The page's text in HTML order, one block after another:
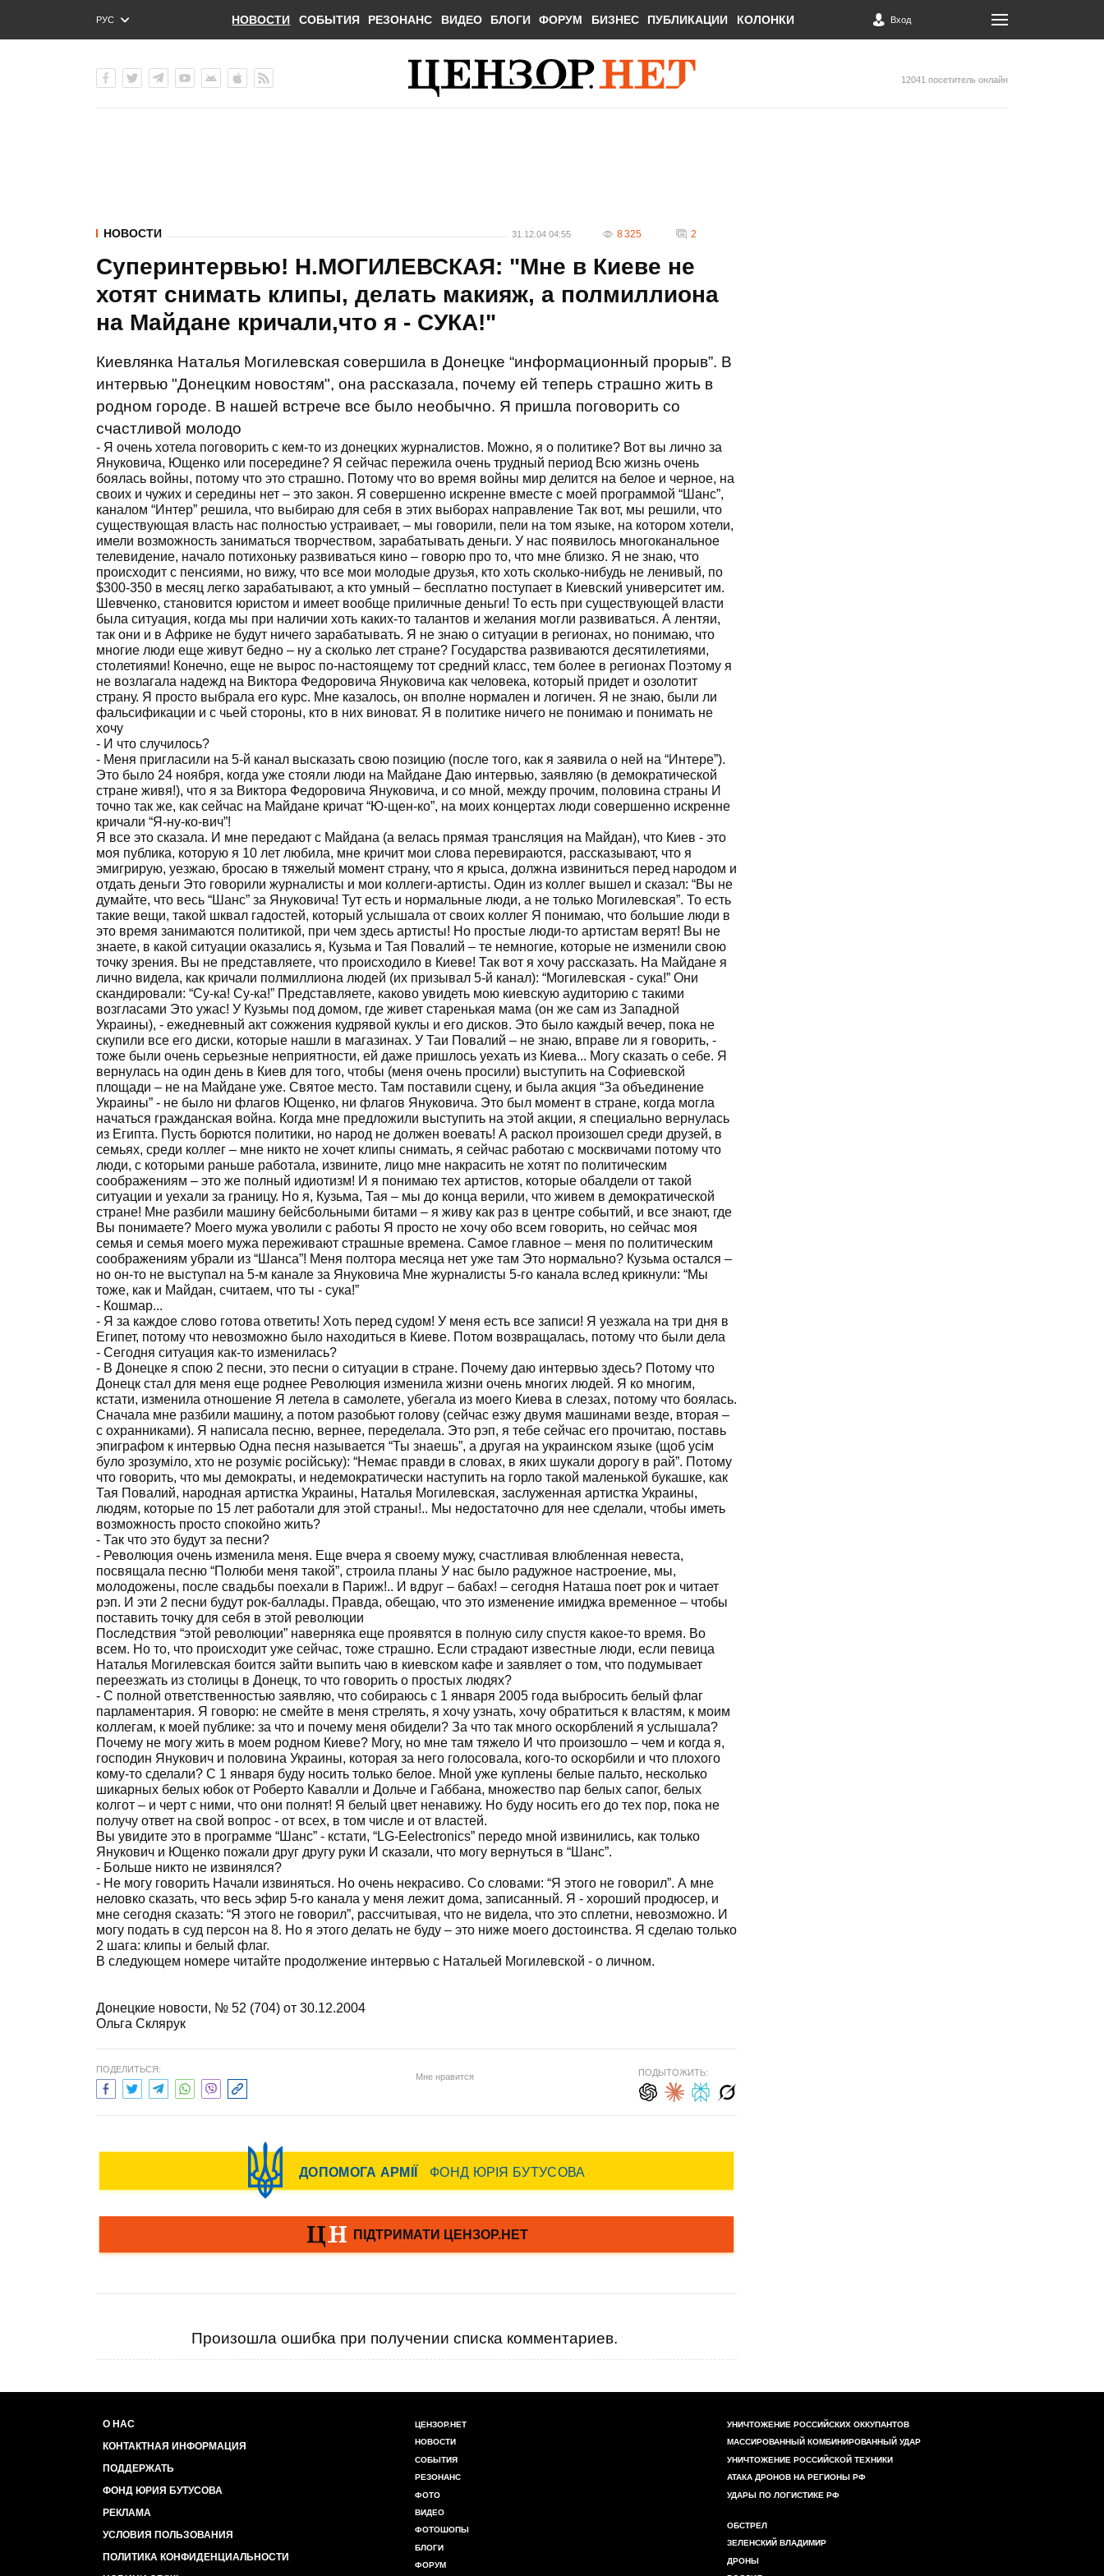
РУС
ENG
НОВОСТИ СОБЫТИЯ РЕЗОНАНС ВИДЕО БЛОГИ ФОРУМ БИЗНЕС ПУБЛИКАЦИИ КОЛОНКИ Вход
12041 посетитель онлайн
НОВОСТИ 31.12.04 04:55 8 325 2
Суперинтервью! Н.МОГИЛЕВСКАЯ: "Мне в Киеве не
хотят снимать клипы, делать макияж, а полмиллиона
на Майдане кричали,что я - СУКА!"
Киевлянка Наталья Могилевская совершила в Донецке “информационный прорыв”. В
интервью "Донецким новостям", она рассказала, почему ей теперь страшно жить в
родном городе. В нашей встрече все было необычно. Я пришла поговорить со
счастливой молодо
- Я очень хотела поговорить с кем-то из донецких журналистов. Можно, я о политике? Вот вы лично за
Януковича, Ющенко или посередине? Я сейчас пережила очень трудный период Всю жизнь очень
боялась войны, потому что это страшно. Потому что во время войны мир делится на белое и черное, на
своих и чужих и середины нет – это закон. Я совершенно искренне вместе с моей программой “Шанс”,
каналом “Интер” решила, что выбираю для себя в этих выборах направление Так вот, мы решили, что
существующая власть нас полностью устраивает, – мы говорили, пели на том языке, на котором хотели,
имели возможность заниматься творчеством, зарабатывать деньги. У нас появилось многоканальное
телевидение, начало потихоньку развиваться кино – говорю про то, что мне близко. Я не знаю, что
происходит с пенсиями, но вижу, что все мои молодые друзья, кто хоть сколько-нибудь не ленивый, по
$300-350 в месяц легко зарабатывают, а кто умный – бесплатно поступает в Киевский университет им.
Шевченко, становится юристом и имеет вообще приличные деньги! То есть при существующей власти
была ситуация, когда мы при наличии хоть каких-то талантов и желания могли развиваться. А лентяи,
так они и в Африке не будут ничего зарабатывать. Я не знаю о ситуации в регионах, но понимаю, что
многие люди еще живут бедно – ну а сколько лет стране? Государства развиваются десятилетиями,
столетиями! Конечно, еще не вырос по-настоящему тот средний класс, тем более в регионах Поэтому я
не возлагала надежд на Виктора Федоровича Януковича как человека, который придет и озолотит
страну. Я просто выбрала его курс. Мне казалось, он вполне нормален и логичен. Я не знаю, были ли
фальсификации и с чьей стороны, кто в них виноват. Я в политике ничего не понимаю и понимать не
хочу
- И что случилось?
- Меня пригласили на 5-й канал высказать свою позицию (после того, как я заявила о ней на “Интере”).
Это было 24 ноября, когда уже стояли люди на Майдане Даю интервью, заявляю (в демократической
стране живя!), что я за Виктора Федоровича Януковича, и со мной, между прочим, половина страны И
точно так же, как сейчас на Майдане кричат “Ю-щен-ко”, на моих концертах люди совершенно искренне
кричали “Я-ну-ко-вич”!
Я все это сказала. И мне передают с Майдана (а велась прямая трансляция на Майдан), что Киев - это
моя публика, которую я 10 лет любила, мне кричит мои слова перевираются, рассказывают, что я
эмигрирую, уезжаю, бросаю в тяжелый момент страну, что я крыса, должна извиниться перед народом и
отдать деньги Это говорили журналисты и мои коллеги-артисты. Один из коллег вышел и сказал: “Вы не
думайте, что весь “Шанс” за Януковича! Тут есть и нормальные люди, а не только Могилевская”. То есть
такие вещи, такой шквал гадостей, который услышала от своих коллег Я понимаю, что большие люди в
это время занимаются политикой, при чем здесь артисты! Но простые люди-то артистам верят! Вы не
знаете, в какой ситуации оказались я, Кузьма и Тая Повалий – те немногие, которые не изменили свою
точку зрения. Вы не представляете, что происходило в Киеве! Так вот я хочу рассказать. На Майдане я
лично видела, как кричали полмиллиона людей (их призывал 5-й канал): “Могилевская - сука!” Они
скандировали: “Су-ка! Су-ка!” Представляете, каково увидеть мою киевскую аудиторию с такими
возгласами Это ужас! У Кузьмы под домом, где живет старенькая мама (он же сам из Западной
Украины), - ежедневный акт сожжения кудрявой куклы и его дисков. Это было каждый вечер, пока не
скупили все его диски, которые нашли в магазинах. У Таи Повалий – не знаю, вправе ли я говорить, -
тоже были очень серьезные неприятности, ей даже пришлось уехать из Киева... Могу сказать о себе. Я
вернулась на один день в Киев для того, чтобы (меня очень просили) выступить на Софиевской
площади – не на Майдане уже. Святое место. Там поставили сцену, и была акция “За объединение
Украины” - не было ни флагов Ющенко, ни флагов Януковича. Это был момент в стране, когда могла
начаться гражданская война. Когда мне предложили выступить на этой акции, я специально вернулась
из Египта. Пусть борются политики, но народ не должен воевать! А раскол произошел среди друзей, в
семьях, среди коллег – мне никто не хочет клипы снимать, я сейчас работаю с москвичами потому что
люди, с которыми раньше работала, извините, лицо мне накрасить не хотят по политическим
соображениям – это же полный идиотизм! И я понимаю тех артистов, которые обалдели от такой
ситуации и уехали за границу. Но я, Кузьма, Тая – мы до конца верили, что живем в демократической
стране! Мне разбили машину бейсбольными битами – я живу как раз в центре событий, и все знают, где
Вы понимаете? Моего мужа уволили с работы Я просто не хочу обо всем говорить, но сейчас моя
семья и семья моего мужа переживают страшные времена. Самое главное – меня по политическим
соображениям убрали из “Шанса”! Меня полтора месяца нет уже там Это нормально? Кузьма остался –
но он-то не выступал на 5-м канале за Януковича Мне журналисты 5-го канала вслед крикнули: “Мы
тоже, как и Майдан, считаем, что ты - сука!”
- Кошмар...
- Я за каждое слово готова ответить! Хоть перед судом! У меня есть все записи! Я уезжала на три дня в
Египет, потому что невозможно было находиться в Киеве. Потом возвращалась, потому что были дела
- Сегодня ситуация как-то изменилась?
- В Донецке я спою 2 песни, это песни о ситуации в стране. Почему даю интервью здесь? Потому что
Донецк стал для меня еще роднее Революция изменила жизни очень многих людей. Я ко многим,
кстати, изменила отношение Я летела в самолете, убегала из моего Киева в слезах, потому что боялась.
Сначала мне разбили машину, а потом разобьют голову (сейчас езжу двумя машинами везде, вторая –
с охранниками). Я написала песню, вернее, переделала. Это рэп, я тебе сейчас его прочитаю, поставь
эпиграфом к интервью Одна песня называется “Ты знаешь”, а другая на украинском языке (щоб усім
було зрозуміло, хто не розуміє російську): “Немає правди в словах, в яких шукали дорогу в рай”. Потому
что говорить, что мы демократы, и недемократически наступить на горло такой маленькой букашке, как
Тая Повалий, народная артистка Украины, Наталья Могилевская, заслуженная артистка Украины,
людям, которые по 15 лет работали для этой страны!.. Мы недостаточно для нее сделали, чтобы иметь
возможность просто спокойно жить?
- Так что это будут за песни?
- Революция очень изменила меня. Еще вчера я своему мужу, счастливая влюбленная невеста,
посвящала песню “Полюби меня такой”, строила планы У нас было радужное настроение, мы,
молодожены, после свадьбы поехали в Париж!.. И вдруг – бабах! – сегодня Наташа поет рок и читает
рэп. И эти 2 песни будут рок-баллады. Правда, обещаю, что это изменение имиджа временное – чтобы
поставить точку для себя в этой революции
Последствия “этой революции” наверняка еще проявятся в полную силу спустя какое-то время. Во
всем. Но то, что происходит уже сейчас, тоже страшно. Если страдают известные люди, если певица
Наталья Могилевская боится зайти выпить чаю в киевском кафе и заявляет о том, что подумывает
переезжать из столицы в Донецк, то что говорить о простых людях?
- С полной ответственностью заявляю, что собираюсь с 1 января 2005 года выбросить белый флаг
парламентария. Я говорю: не смейте в меня стрелять, я хочу узнать, хочу обратиться к властям, к моим
коллегам, к моей публике: за что и почему меня обидели? За что так много оскорблений я услышала?
Почему не могу жить в моем родном Киеве? Могу, но мне там тяжело И что произошло – чем и когда я,
господин Янукович и половина Украины, которая за него голосовала, кого-то оскорбили и что плохого
кому-то сделали? С 1 января буду носить только белое. Мной уже куплены белые пальто, несколько
шикарных белых юбок от Роберто Кавалли и Дольче и Габбана, множество пар белых сапог, белых
колгот – и черт с ними, что они полнят! Я белый цвет ненавижу. Но буду носить его до тех пор, пока не
получу ответ на свой вопрос - от всех, в том числе и от властей.
Вы увидите это в программе “Шанс” - кстати, “LG-Eelectronics” передо мной извинились, как только
Янукович и Ющенко пожали друг другу руки И сказали, что могу вернуться в “Шанс”.
- Больше никто не извинялся?
- Не могу говорить Начали извиняться. Но очень некрасиво. Со словами: “Я этого не говорил”. А мне
неловко сказать, что весь эфир 5-го канала у меня лежит дома, записанный. Я - хороший продюсер, и
мне сегодня сказать: “Я этого не говорил”, рассчитывая, что не видела, что это сплетни, невозможно. И
могу подать в суд персон на 8. Но я этого делать не буду – это ниже моего достоинства. Я сделаю только
2 шага: клипы и белый флаг.
В следующем номере читайте продолжение интервью с Натальей Могилевской - о личном.
Донецкие новости, № 52 (704) от 30.12.2004
Ольга Склярук
ПОДЕЛИТЬСЯ:
Мне нравится ПОДЫТОЖИТЬ:
Произошла ошибка при получении списка комментариев.
О НАС
КОНТАКТНАЯ ИНФОРМАЦИЯ
ПОДДЕРЖАТЬ
ФОНД ЮРИЯ БУТУСОВА
РЕКЛАМА
УСЛОВИЯ ПОЛЬЗОВАНИЯ
ПОЛИТИКА КОНФИДЕНЦИАЛЬНОСТИ
ЦЕНЗОР.НЕТ
НОВОСТИ
СОБЫТИЯ
РЕЗОНАНС
ФОТО
ВИДЕО
ФОТОШОПЫ
БЛОГИ
ФОРУМ
УНИЧТОЖЕНИЕ РОССИЙСКИХ ОККУПАНТОВ
МАССИРОВАННЫЙ КОМБИНИРОВАННЫЙ УДАР
УНИЧТОЖЕНИЕ РОССИЙСКОЙ ТЕХНИКИ
АТАКА ДРОНОВ НА РЕГИОНЫ РФ
УДАРЫ ПО ЛОГИСТИКЕ РФ
ОБСТРЕЛ
ЗЕЛЕНСКИЙ ВЛАДИМИР
ДРОНЫ